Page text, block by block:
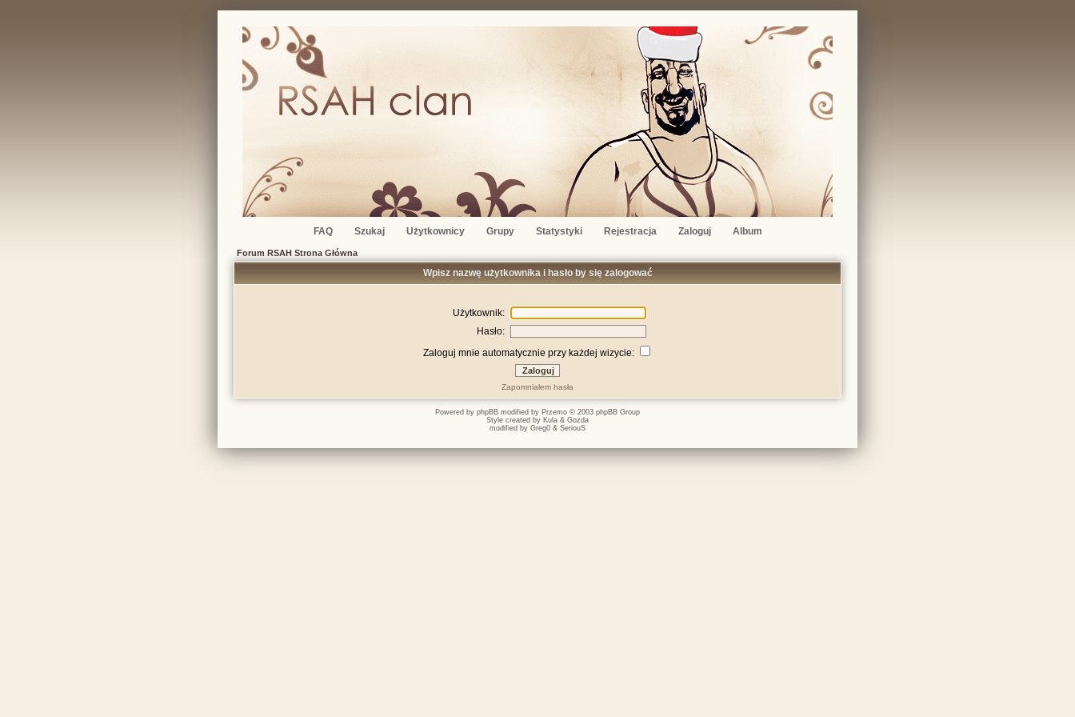
FAQ Szukaj Użytkownicy Grupy Statystyki Rejestracja Zaloguj Album
Forum RSAH Strona Główna
Wpisz nazwę użytkownika i hasło by się zalogować
Użytkownik:
Hasło:
Zaloguj mnie automatycznie przy każdej wizycie:
Zapomniałem hasła
Powered by phpBB modified by Przemo © 2003 phpBB Group
Style created by Kula & Gozda
modified by Greg0 & SeriouS